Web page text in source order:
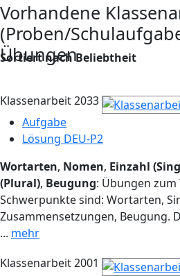
Vorhandene
(Proben/
Übungen
Sortiert nach Beliebtheit
Klassenarbeit 2033
Aufgabe
Lösung DEU-P2
Wortarten, Nomen, Einzahl
(Plural), Beugung: Übungen zum
Schwerpunkte sind: Wortarten,
Zusammensetzungen, Beugung.
... mehr
Klassenarbeit 2001